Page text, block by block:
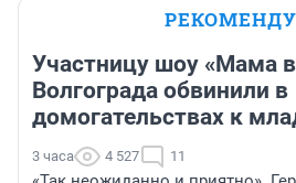
Участницу шоу «Мама в
Волгограда обвинили в
домогательствах к
3 часа 4 527 11